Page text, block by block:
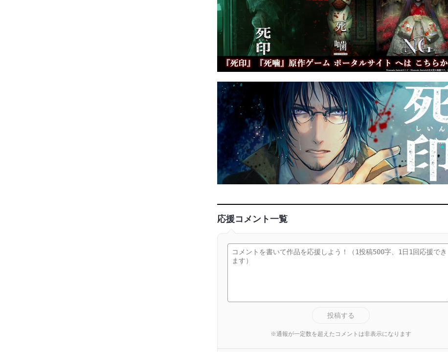
応援コメント一覧
投稿する
※通報が一定数を超えたコメントは非表示になります